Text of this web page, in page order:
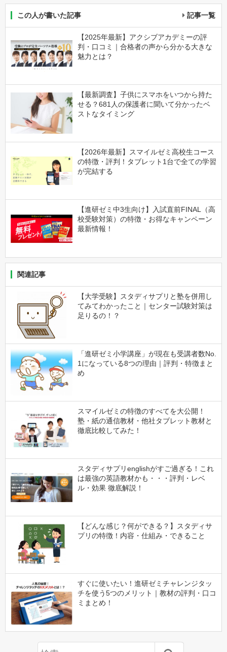
この人が書いた記事 記事一覧
【2025年最新】アクシブアカデミーの評
判・口コミ｜合格者の声から分かる大きな
魅力とは？
【最新調査】子供にスマホをいつから持た
せる？681人の保護者に聞いて分かったベ
ストなタイミング
【2026年最新】スマイルゼミ高校生コース
の特徴・評判！タブレット1台で全ての学習
が完結する
【進研ゼミ中3生向け】入試直前FINAL（高
校受験対策）の特徴・お得なキャンペーン
最新情報！
関連記事
【大学受験】スタディサプリと塾を併用し
てみてわかったこと｜センター試験対策は
足りるの！？
「進研ゼミ小学講座」が現在も受講者数No.
1になっている8つの理由｜評判・特徴まと
め
スマイルゼミの特徴のすべてを大公開！
塾・紙の通信教材・他社タブレット教材と
徹底比較してみた！
スタディサプリenglishがすご過ぎる！これ
は最強の英語教材かも・・・評判・レベ
ル・効果 徹底解説！
【どんな感じ？何ができる？】スタディサ
プリの特徴！内容・仕組み・できること
すぐに使いたい！進研ゼミチャレンジタッ
チを使う5つのメリット｜教材の評判・口コ
ミまとめ！